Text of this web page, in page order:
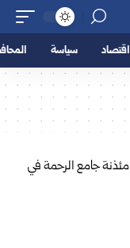
اقتصاد سياسة